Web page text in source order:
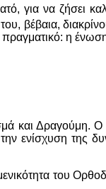
για να ζήσει
βέβαια,
πραγματικό: η
και Δραγούμη.
ενίσχυση της
του